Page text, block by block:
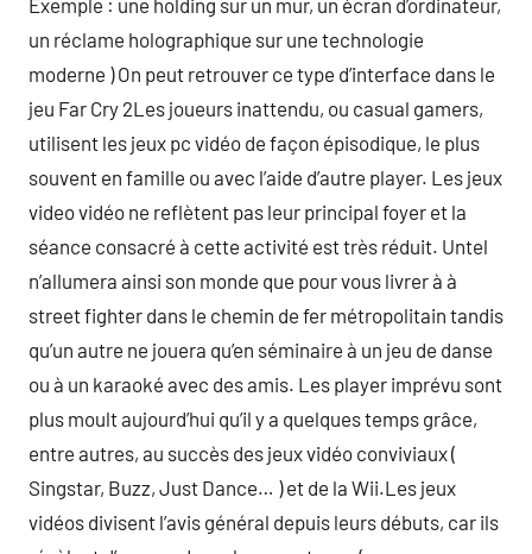
Exemple : une holding sur un mur, un écran d’ordinateur,
un réclame holographique sur une technologie
moderne ) On peut retrouver ce type d’interface dans le
jeu Far Cry 2Les joueurs inattendu, ou casual gamers,
utilisent les jeux pc vidéo de façon épisodique, le plus
souvent en famille ou avec l’aide d’autre player. Les jeux
video vidéo ne reflètent pas leur principal foyer et la
séance consacré à cette activité est très réduit. Untel
n’allumera ainsi son monde que pour vous livrer à à
street fighter dans le chemin de fer métropolitain tandis
qu’un autre ne jouera qu’en séminaire à un jeu de danse
ou à un karaoké avec des amis. Les player imprévu sont
plus moult aujourd’hui qu’il y a quelques temps grâce,
entre autres, au succès des jeux vidéo conviviaux (
Singstar, Buzz, Just Dance… ) et de la Wii.Les jeux
vidéos divisent l’avis général depuis leurs débuts, car ils